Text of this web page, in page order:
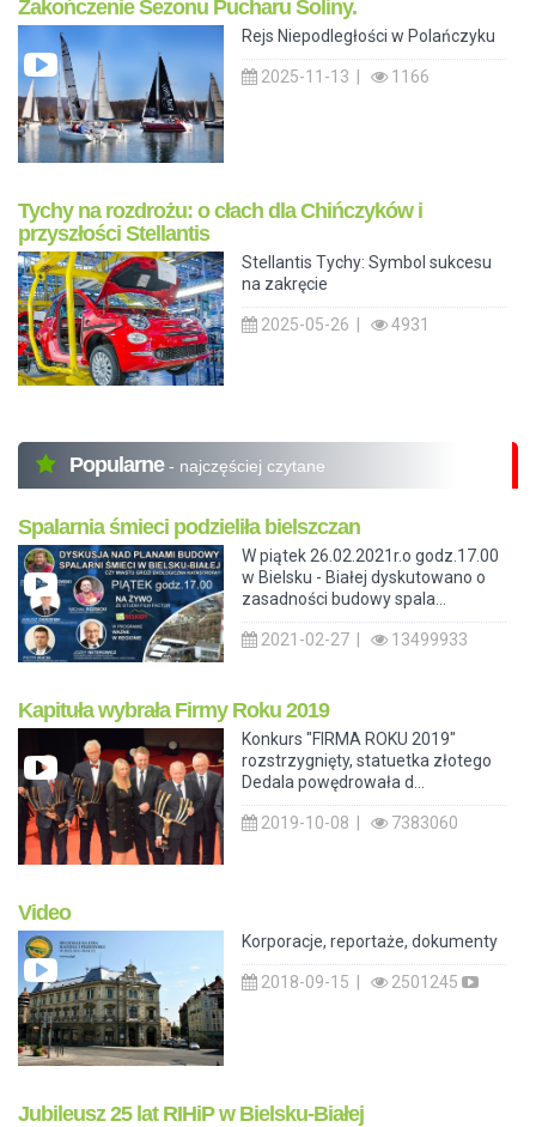
Zakończenie Sezonu Pucharu Soliny.
Rejs Niepodległości w Polańczyku
2025-11-13 | 1166
Tychy na rozdrożu: o cłach dla Chińczyków i
przyszłości Stellantis
Stellantis Tychy: Symbol sukcesu
na zakręcie
2025-05-26 | 4931
Popularne - najczęściej czytane
Spalarnia śmieci podzieliła bielszczan
W piątek 26.02.2021r.o godz.17.00
w Bielsku - Białej dyskutowano o
zasadności budowy spala...
2021-02-27 | 13499933
Kapituła wybrała Firmy Roku 2019
Konkurs "FIRMA ROKU 2019"
rozstrzygnięty, statuetka złotego
Dedala powędrowała d...
2019-10-08 | 7383060
Video
Korporacje, reportaże, dokumenty
2018-09-15 | 2501245
Jubileusz 25 lat RIHiP w Bielsku-Białej